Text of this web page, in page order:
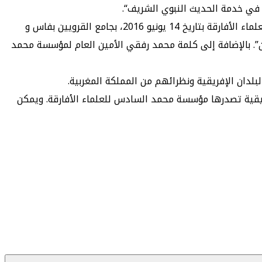
في خدمة الحديث النبوي الشريف“.
القرويين بفاس و
بالإضافة إلى كلمة محمد رفقي الأمين العام لمؤسسة محمد
الإفريقية ونظرائهم من المملكة المغربية.
تصدرها مؤسسة محمد السادس للعلماء الأفارقة. ويمكن